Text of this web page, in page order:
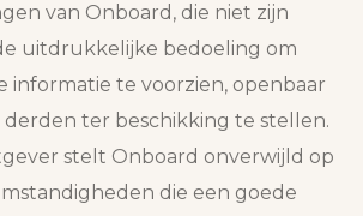
van Onboard, die niet zijn
uitdrukkelijke bedoeling om
informatie te voorzien, openbaar
derden ter beschikking te stellen.
stelt Onboard onverwijld op
die een goede